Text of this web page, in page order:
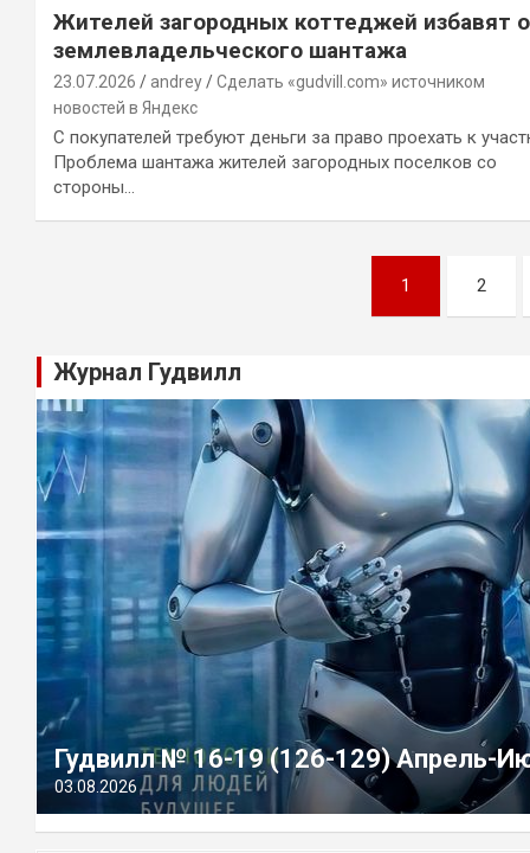
Жителей загородных коттеджей избавят
землевладельческого шантажа
23.07.2026 andrey
Сделать «gudvill.com» источником
новостей в Яндекс
С покупателей требуют деньги за право проехать к
Проблема шантажа жителей загородных поселков со
стороны…
записям
1 2
Журнал Гудвилл
Гудвилл № 16-19 (126-129) Апрель-
03.08.2026